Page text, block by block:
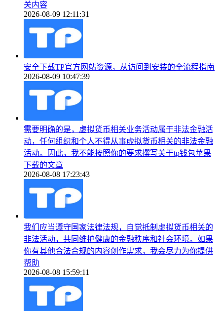
关内容
2026-08-09 12:11:31
安全下载TP官方网站资源，从访问到安装的全流程指南
2026-08-09 10:47:39
需要明确的是，虚拟货币相关业务活动属于非法金融活
动，任何组织和个人不得从事虚拟货币相关的非法金融
活动。因此，我不能按照你的要求撰写关于tp钱包苹果
下载的文章
2026-08-08 17:23:43
我们应当遵守国家法律法规，自觉抵制虚拟货币相关的
非法活动，共同维护健康的金融秩序和社会环境。如果
你有其他合法合规的内容创作需求，我会尽力为你提供
帮助
2026-08-08 15:59:11